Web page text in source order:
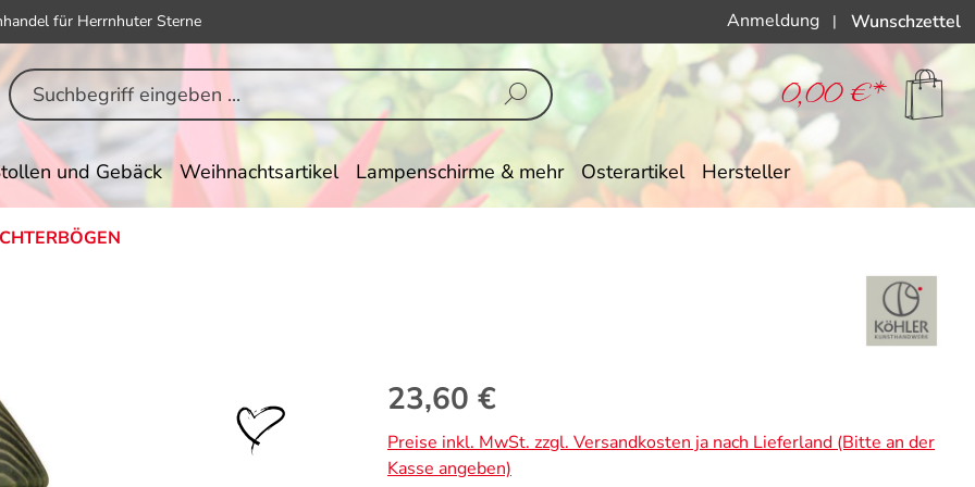
für Herrnhuter Sterne Anmeldung | Wunschzettel
0,00 €*
und Gebäck Weihnachtsartikel Lampenschirme & mehr Osterartikel Hersteller
Regulärer Preis:
23,60 €
Preise inkl. MwSt. zzgl. Versandkosten ja nach Lieferland (Bitte an der
Kasse angeben)